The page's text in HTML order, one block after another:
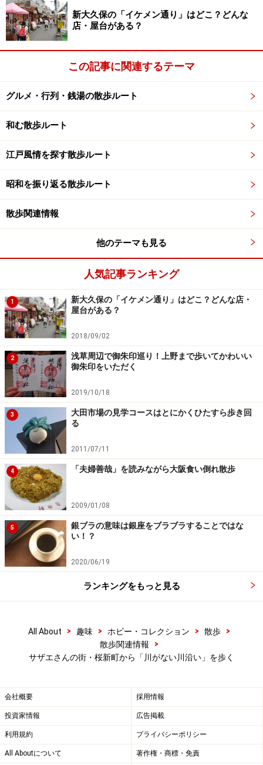
新大久保の「イケメン通り」はどこ？どんな
店・屋台がある？
この記事に関連するテーマ
グルメ・行列・銭湯の散歩ルート
和む散歩ルート
江戸風情を探す散歩ルート
昭和を振り返る散歩ルート
散歩関連情報
他のテーマも見る
人気記事ランキング
1
新大久保の「イケメン通り」はどこ？どんな店・
屋台がある？
2018/09/02
2
浅草周辺で御朱印巡り！上野まで歩いてかわいい
御朱印をいただく
2019/10/18
3
大田市場の見学コースはとにかくひたすら歩き回
る
2011/07/11
4 「夫婦善哉」を読みながら大阪食い倒れ散歩
2009/01/08
5
銀ブラの意味は銀座をブラブラすることではな
い！？
2020/06/19
ランキングをもっと見る
All About > 趣味 > ホビー・コレクション > 散歩
>
散歩関連情報
>
サザエさんの街・桜新町から「川がない川沿い」を歩く
会社概要 採用情報
投資家情報 広告掲載
利用規約 プライバシーポリシー
All Aboutについて 著作権・商標・免責